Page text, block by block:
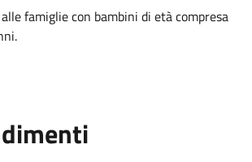
famiglie con bambini di età compresa